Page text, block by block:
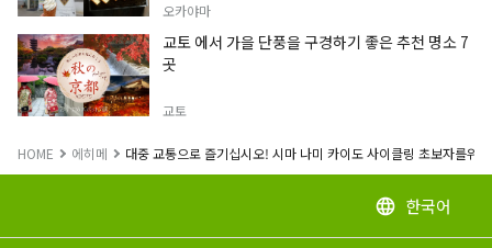
오카야마
교토 에서 가을 단풍을 구경하기 좋은 추천 명소 7
곳
교토
HOME 에히메 대중 교통으로 즐기십시오! 시마 나미 카이도 사이클링 초보자를위
language 한국어